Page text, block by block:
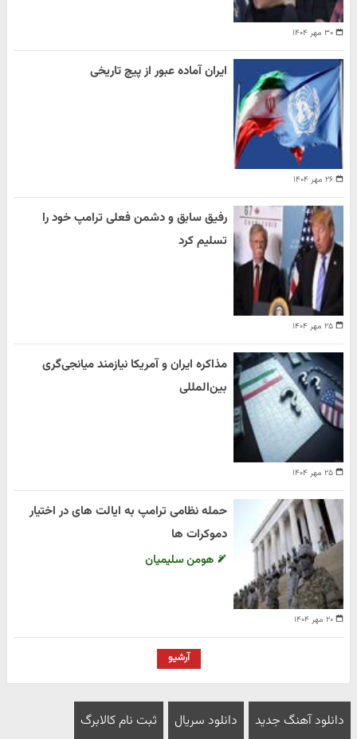
۳۰ مهر ۱۴۰۴
۲۶ مهر ۱۴۰۴
ایران آماده عبور از پیچ تاریخی
۲۵ مهر ۱۴۰۴
رفیق سابق و دشمن فعلی ترامپ خود را
تسلیم کرد
۲۵ مهر ۱۴۰۴
مذاکره ایران و آمریکا نیازمند میانجی‌گری
بین‌المللی
۲۰ مهر ۱۴۰۴
حمله نظامی ترامپ به ایالت های در اختیار
دموکرات ها
هومن سلیمیان
آرشیو
دانلود آهنگ جدید دانلود سریال ثبت نام کالابرگ